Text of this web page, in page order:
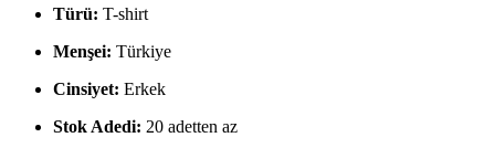
Türü: T-shirt
Menşei: Türkiye
Cinsiyet: Erkek
Stok Adedi: 20 adetten az